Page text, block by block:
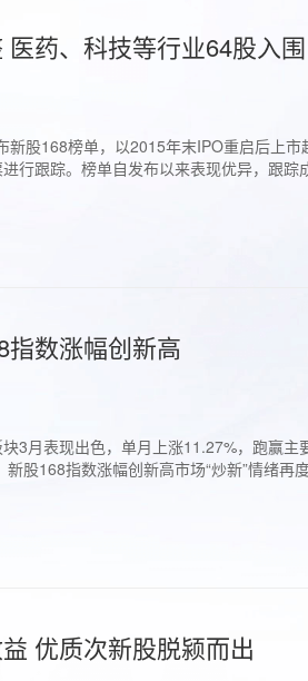
药、科技等行业64股入围
新股168榜单，以2015年末IPO重启后上
行跟踪。榜单自发布以来表现优异，跟
数涨幅创新高
3月表现出色，单月上涨11.27%，跑赢
股168指数涨幅创新高市场“炒新”情绪
优质次新股脱颍而出